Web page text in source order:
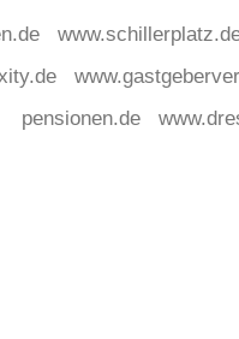
pensionen.de